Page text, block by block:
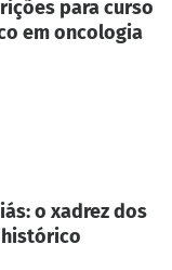
para curso
em oncologia
o xadrez dos